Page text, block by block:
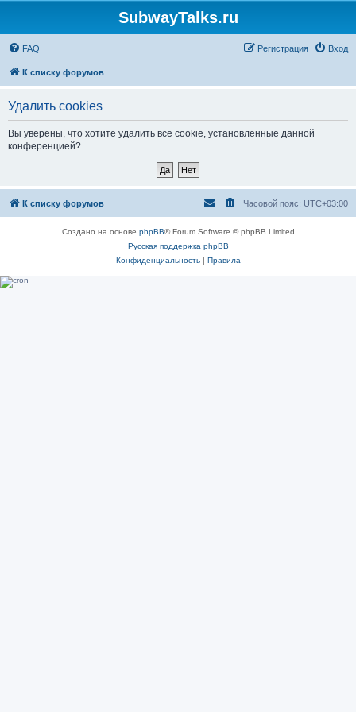
SubwayTalks.ru
FAQ Вход
Регистрация
К списку форумов
Удалить cookies
Вы уверены, что хотите удалить все cookie, установленные данной
конференцией?
К списку форумов Часовой пояс: UTC+03:00
Создано на основе phpBB® Forum Software © phpBB Limited
Русская поддержка phpBB
Конфиденциальность| Правила